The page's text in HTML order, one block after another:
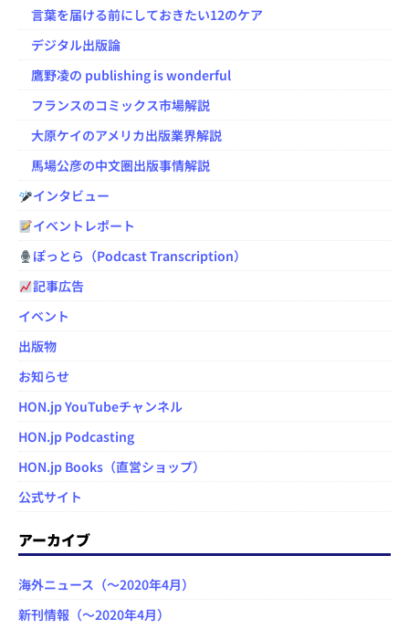
言葉を届ける前にしておきたい12のケア
デジタル出版論
鷹野凌の publishing is wonderful
フランスのコミックス市場解説
大原ケイのアメリカ出版業界解説
馬場公彦の中文圏出版事情解説
インタビュー
イベントレポート
ぽっとら（Podcast Transcription）
記事広告
イベント
出版物
お知らせ
HON.jp YouTubeチャンネル
HON.jp Podcasting
HON.jp Books（直営ショップ）
公式サイト
アーカイブ
海外ニュース（～2020年4月）
新刊情報（～2020年4月）